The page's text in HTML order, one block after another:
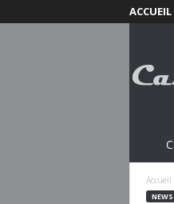
ACCUEIL
s
Accueil
NEWS